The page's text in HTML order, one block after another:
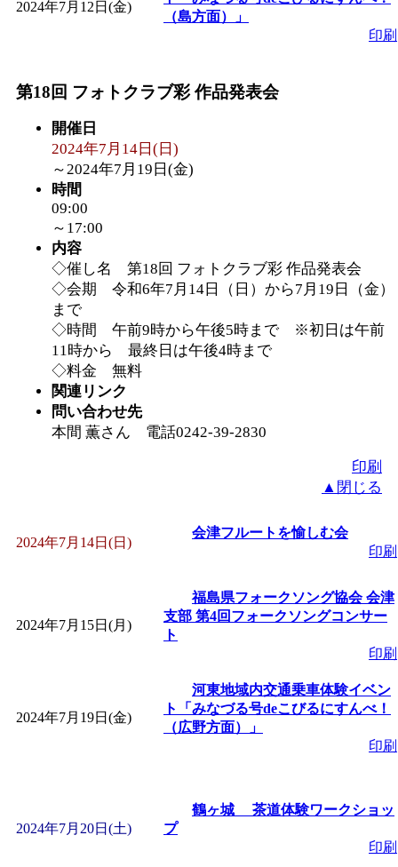
「みなづる号乗車体
「皆鶴姫のこびる塾
～」 受付期間：～
「みなづる号乗車体
de 健康づくり」」 受
2024年7月12日(金)
（島方面）」
印刷
第18回 フォトクラブ彩 作品発表会
開催日
2024年7月14日(日)
～2024年7月19日(金)
時間
09:00
～17:00
内容
◇催し名 第18回 フォトクラブ彩 作品発表会
◇会期 令和6年7月14日（日）から7月19日（金）
まで
◇時間 午前9時から午後5時まで ※初日は午前
11時から 最終日は午後4時まで
◇料金 無料
関連リンク
問い合わせ先
本間 薫さん 電話0242-39-2830
印刷
▲閉じる
2024年7月14日(日)
会津フルートを愉しむ会
印刷
2024年7月15日(月)
福島県フォークソング協会 会津
支部 第4回フォークソングコンサー
ト
印刷
2024年7月19日(金)
河東地域内交通乗車体験イベン
ト「みなづる号deこびるにすんべ！
（広野方面）」
印刷
2024年7月20日(土)
鶴ヶ城 茶道体験ワークショッ
プ
印刷